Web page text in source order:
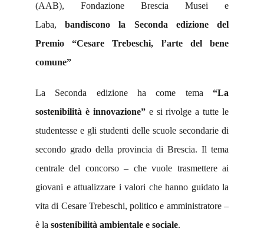
(AAB), Fondazione Brescia Musei e
Laba,bandiscono la Seconda edizione del
Premio “Cesare Trebeschi, l’arte del bene
comune”
La Seconda edizione ha come tema “La
sostenibilità è innovazione” e si rivolge a tutte le
studentesse e gli studenti delle scuole secondarie di
secondo grado della provincia di Brescia. Il tema
centrale del concorso – che vuole trasmettere ai
giovani e attualizzare i valori che hanno guidato la
vita di Cesare Trebeschi, politico e amministratore –
è la sostenibilità ambientale e sociale.